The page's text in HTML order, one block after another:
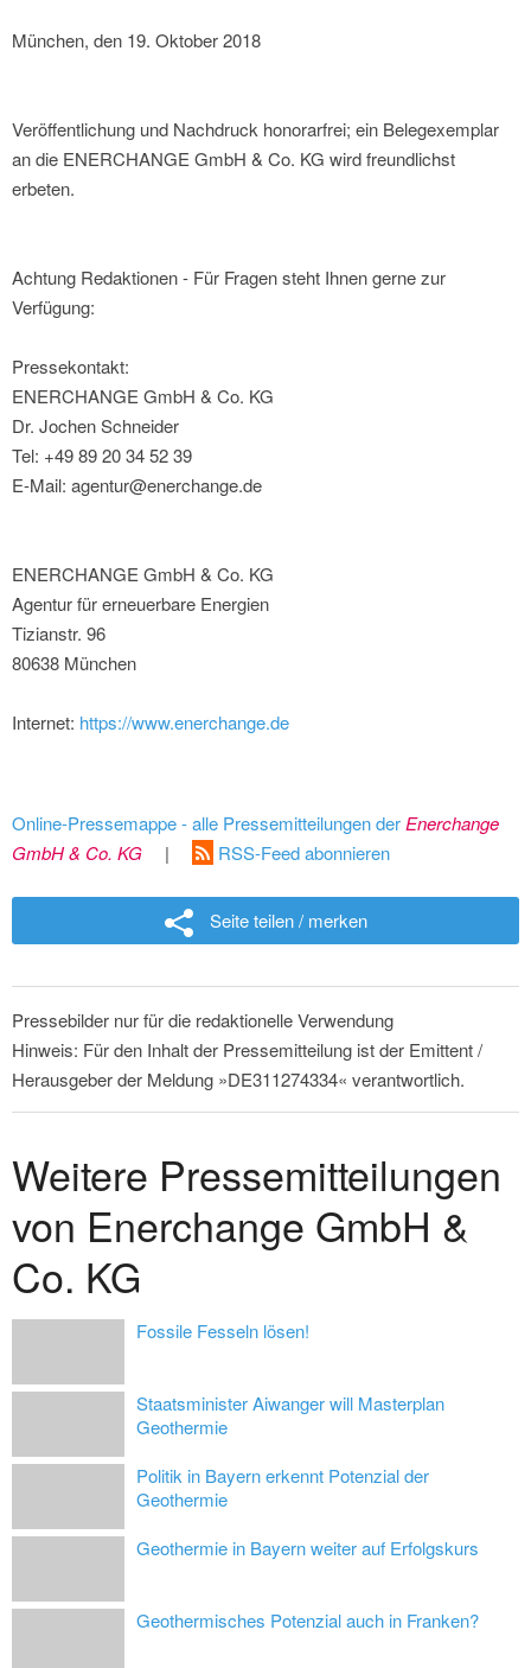
München, den 19. Oktober 2018
Veröffentlichung und Nachdruck honorarfrei; ein Belegexemplar
an die ENERCHANGE GmbH & Co. KG wird freundlichst
erbeten.
Achtung Redaktionen - Für Fragen steht Ihnen gerne zur
Verfügung:
Pressekontakt:
ENERCHANGE GmbH & Co. KG
Dr. Jochen Schneider
Tel: +49 89 20 34 52 39
E-Mail: agentur@enerchange.de
ENERCHANGE GmbH & Co. KG
Agentur für erneuerbare Energien
Tizianstr. 96
80638 München
Internet: https://www.enerchange.de
Online-Pressemappe - alle Pressemitteilungen der Enerchange
GmbH & Co. KG
| RSS-Feed abonnieren
Seite teilen / merken
Pressebilder nur für die redaktionelle Verwendung
Hinweis: Für den Inhalt der Pressemitteilung ist der Emittent /
Herausgeber der Meldung »DE311274334« verantwortlich.
Weitere Pressemitteilungen
von Enerchange GmbH &
Co. KG
Fossile Fesseln lösen!
Staatsminister Aiwanger will Masterplan
Geothermie
Politik in Bayern erkennt Potenzial der
Geothermie
Geothermie in Bayern weiter auf Erfolgskurs
Geothermisches Potenzial auch in Franken?